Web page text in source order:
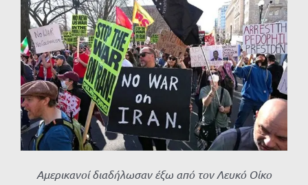
Αμερικανοί διαδήλωσαν έξω από τον Λευκό Οίκο